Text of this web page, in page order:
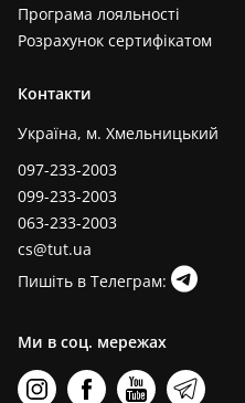
Програма лояльності
Розрахунок сертифікатом
Контакти
Україна, м. Хмельницький
097-233-2003
099-233-2003
063-233-2003
cs@tut.ua
Пишіть в Телеграм:
Ми в соц. мережах